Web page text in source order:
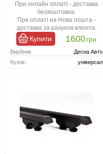
При онлайн оплаті - доставка
безкоштовна.
При оплаті на Нова пошта -
доставка за рахунок клієнта.
Купити 1600грн
Вирбник:
Десна Авто
Кузов:
універсал